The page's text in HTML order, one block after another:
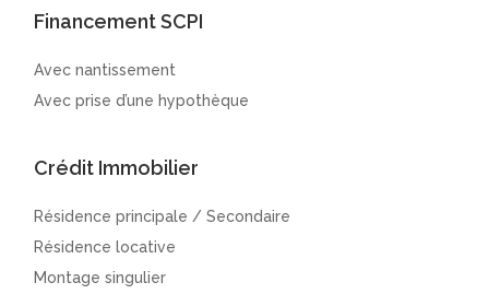
Financement SCPI
Avec nantissement
Avec prise d’une hypothèque
Crédit Immobilier
Résidence principale / Secondaire
Résidence locative
Montage singulier